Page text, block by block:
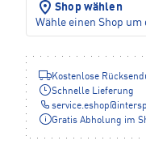
Shop wählen
Wähle einen Shop
Kostenlose
Schnelle Lieferung
service.eshop@
Gratis Abholung im